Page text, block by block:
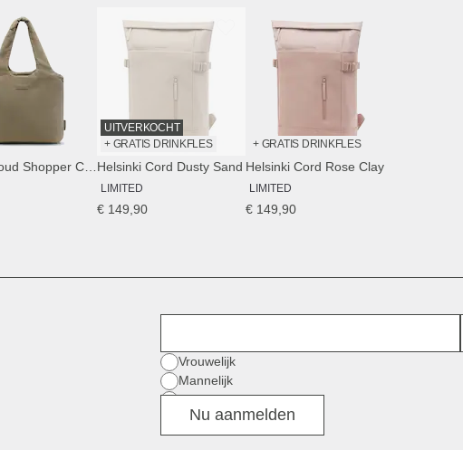
UITVERKOCHT
+ GRATIS DRINKFLES
Helsinki Cord Dusty Sand
LIMITED
€ 149,90
+ GRATIS DRINKFLES
Helsinki Cord Rose Clay
LIMITED
€ 149,90
Geslacht
Vrouwelijk
Mannelijk
Divers
Nu aanmelden